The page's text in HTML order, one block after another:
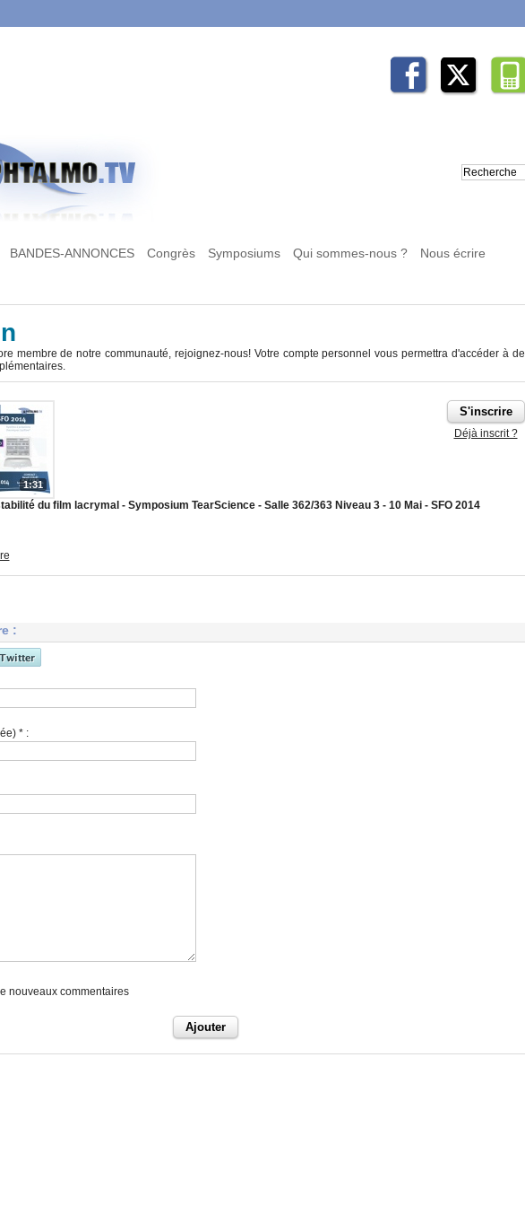
BANDES-ANNONCES Congrès Symposiums Qui sommes-nous ? Nous écrire
membre de notre communauté, rejoignez-nous! Votre compte personnel vous permettra d'accéder à de
Déjà inscrit ?
1:31
du film lacrymal - Symposium TearScience - Salle 362/363 Niveau 3 - 10 Mai - SFO 2014
:
* :
nouveaux commentaires